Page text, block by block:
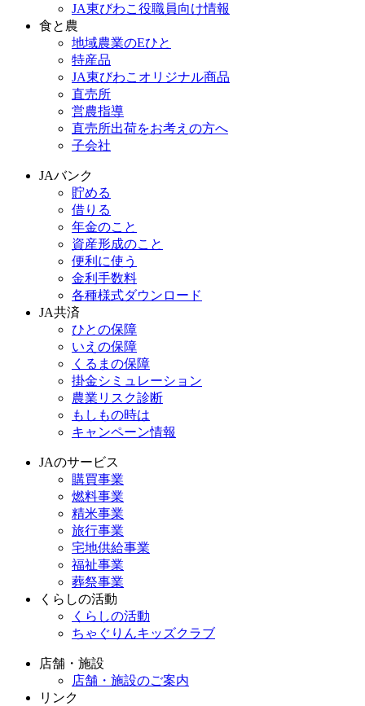
JA東びわこ役職員向け情報
食と農
地域農業のEひと
特産品
JA東びわこオリジナル商品
直売所
営農指導
直売所出荷をお考えの方へ
子会社
JAバンク
貯める
借りる
年金のこと
資産形成のこと
便利に使う
金利手数料
各種様式ダウンロード
JA共済
ひとの保障
いえの保障
くるまの保障
掛金シミュレーション
農業リスク診断
もしもの時は
キャンペーン情報
JAのサービス
購買事業
燃料事業
精米事業
旅行事業
宅地供給事業
福祉事業
葬祭事業
くらしの活動
くらしの活動
ちゃぐりんキッズクラブ
店舗・施設
店舗・施設のご案内
リンク